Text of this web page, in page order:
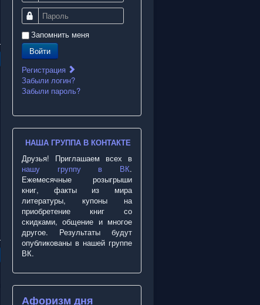
Пароль
Запомнить меня
Войти
Регистрация
Забыли логин?
Забыли пароль?
НАША ГРУППА В КОНТАКТЕ
Друзья! Приглашаем всех в
нашу группу в ВК.
Ежемесячные розыгрыши
книг, факты из мира
литературы, купоны на
приобретение книг со
скидками, общение и многое
другое. Результаты будут
опубликованы в нашей группе
ВК.
Афоризм дня